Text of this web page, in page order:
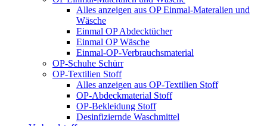
Alles anzeigen aus OP Einmal-Materalien und
Wäsche
Einmal OP Abdecktücher
Einmal OP Wäsche
Einmal-OP-Verbrauchsmaterial
OP-Schuhe Schürr
OP-Textilien Stoff
Alles anzeigen aus OP-Textilien Stoff
OP-Abdeckmaterial Stoff
OP-Bekleidung Stoff
Desinfiziernde Waschmittel